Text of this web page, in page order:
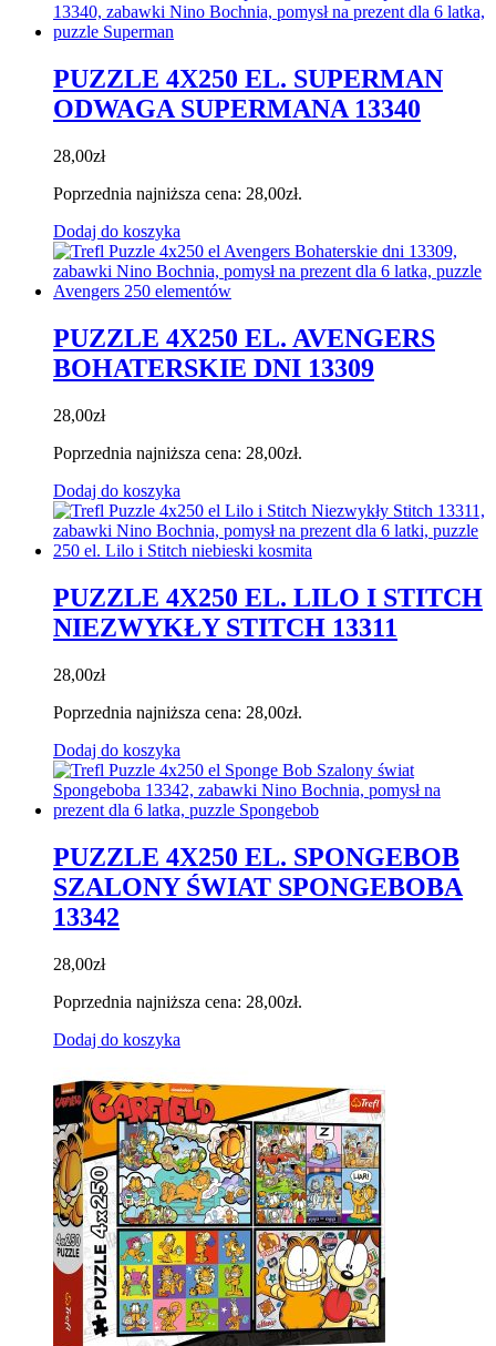
PUZZLE 4X250 EL. SUPERMAN
ODWAGA SUPERMANA 13340
28,00zł
Poprzednia najniższa cena: 28,00zł.
Dodaj do koszyka
PUZZLE 4X250 EL. AVENGERS
BOHATERSKIE DNI 13309
28,00zł
Poprzednia najniższa cena: 28,00zł.
Dodaj do koszyka
PUZZLE 4X250 EL. LILO I STITCH
NIEZWYKŁY STITCH 13311
28,00zł
Poprzednia najniższa cena: 28,00zł.
Dodaj do koszyka
PUZZLE 4X250 EL. SPONGEBOB
SZALONY ŚWIAT SPONGEBOBA
13342
28,00zł
Poprzednia najniższa cena: 28,00zł.
Dodaj do koszyka